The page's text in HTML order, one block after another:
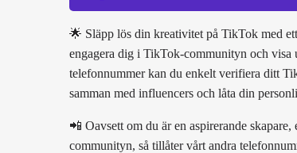
🌟 Släpp lös din kreativitet på TikTok med
engagera dig i TikTok-communityn och visa
telefonnummer kan du enkelt verifiera ditt
samman med influencers och låta din
📲 Oavsett om du är en aspirerande
communityn, så tillåter vårt andra